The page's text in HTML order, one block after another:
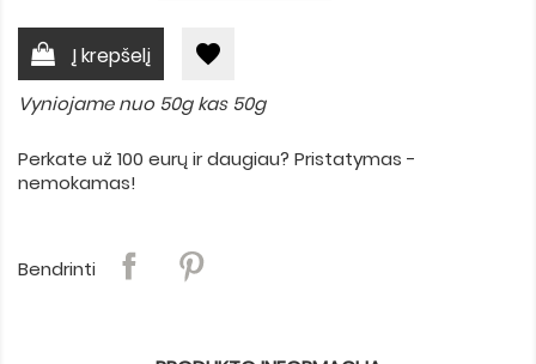
Į krepšelį favorite
Vyniojame nuo 50g kas 50g
Perkate už 100 eurų ir daugiau? Pristatymas -
nemokamas!
Bendrinti